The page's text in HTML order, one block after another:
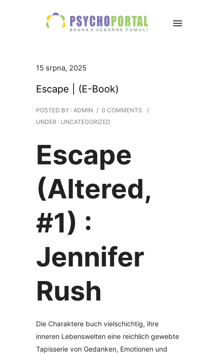
15 srpna, 2025
Escape | (E-Book)
POSTED BY : ADMIN / 0 COMMENTS
/
UNDER : UNCATEGORIZED
Escape
(Altered,
#1) :
Jennifer
Rush
Die Charaktere buch vielschichtig, ihre
inneren Lebenswelten eine reichlich gewebte
Tapisserie von Gedanken, Emotionen und